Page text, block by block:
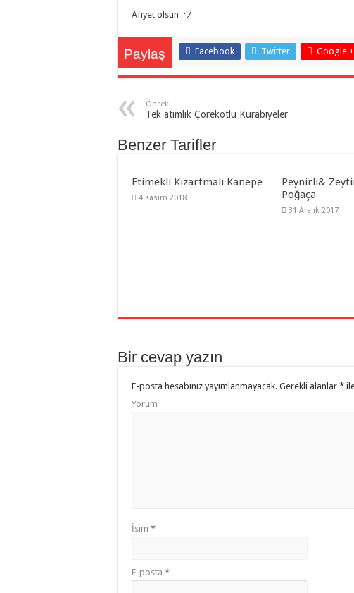
Afiyet olsun ツ
Paylaş Facebook Twitter Google +
Önceki
Tek atımlık Çörekotlu Kurabiyeler
Benzer Tarifler
Etimekli Kızartmalı Kanepe
4 Kasım 2018
Peynirli&
Poğaça
31 Aralık 2017
Bir cevap yazın
E-posta hesabınız yayımlanmayacak. Gerekli alanlar *
Yorum
İsim *
E-posta *